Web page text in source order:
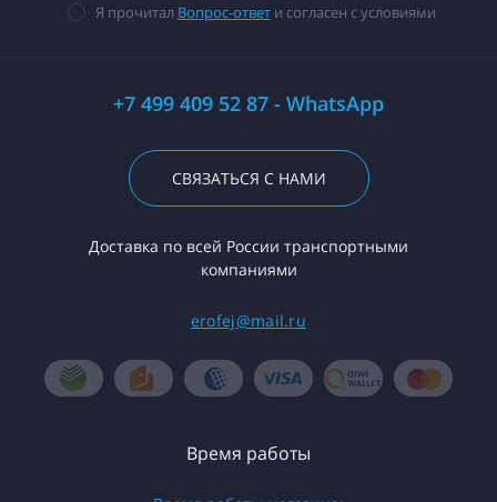
Я прочитал Вопрос-ответи согласен с условиями
+7 499 409 52 87 - WhatsApp
СВЯЗАТЬСЯ С НАМИ
Доставка по всей России транспортными
компаниями
erofej@mail.ru
Время работы